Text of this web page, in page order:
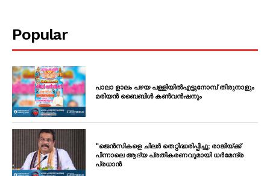
Popular
പാലാ ളാലം പഴയ പള്ളിയിൽഎട്ടുനോമ്പ് തിരുനാളും
മരിയൻ ബൈബിൾ കൺവൻഷനും
“ജെൻസികളെ ചിലർ തെറ്റിദ്ധരിപ്പിച്ചു; രാജിയ്ക്ക്
പിന്നാലെ ആദ്യ പ്രതികരണവുമായി ധർമേന്ദ്ര
പ്രധാൻ